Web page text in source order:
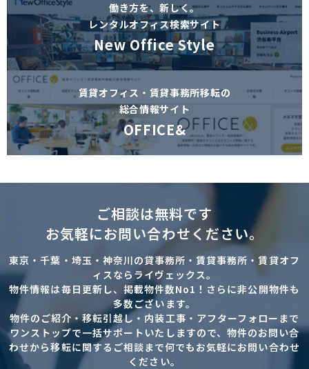
働き方を、新しく。
レンタルオフィス検索サイト
New Office Style
賃貸オフィス・賃貸事務所移転の
総合情報サイト
OFFICE&
ご相談は無料です
お気軽にお問い合わせください。
東京・千葉・埼玉・神奈川の貸事務所・賃貸事務所・賃貸オフ
ィスならライヴェックス。
物件情報は毎日更新し、掲載物件数No1！さらに非公開物件も
多数ございます。
物件のご紹介・移転引越し・内装工事・アフターフォローまで
ワンストップで一括サポートいたしますので、物件のお問い合
わせから移転に関するご相談まで何でもお気軽にお問い合わせ
ください。